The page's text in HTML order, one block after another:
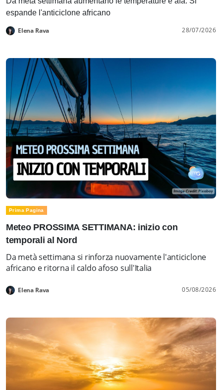
espande l'anticiclone africano
Elena Rava 28/07/2026
Prima Pagina
Meteo PROSSIMA SETTIMANA: inizio con
temporali al Nord
Da metà settimana si rinforza nuovamente l'anticiclone
africano e ritorna il caldo afoso sull'Italia
Elena Rava 05/08/2026